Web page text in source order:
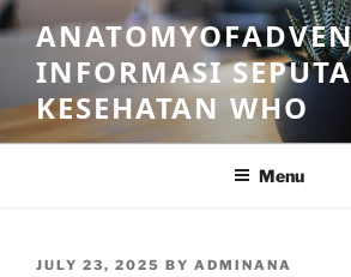
Skip
to
contentINFORMASI
KESEHATAN WHO
Menu
POSTED
JULY 23, 2025 BY ADMINANA